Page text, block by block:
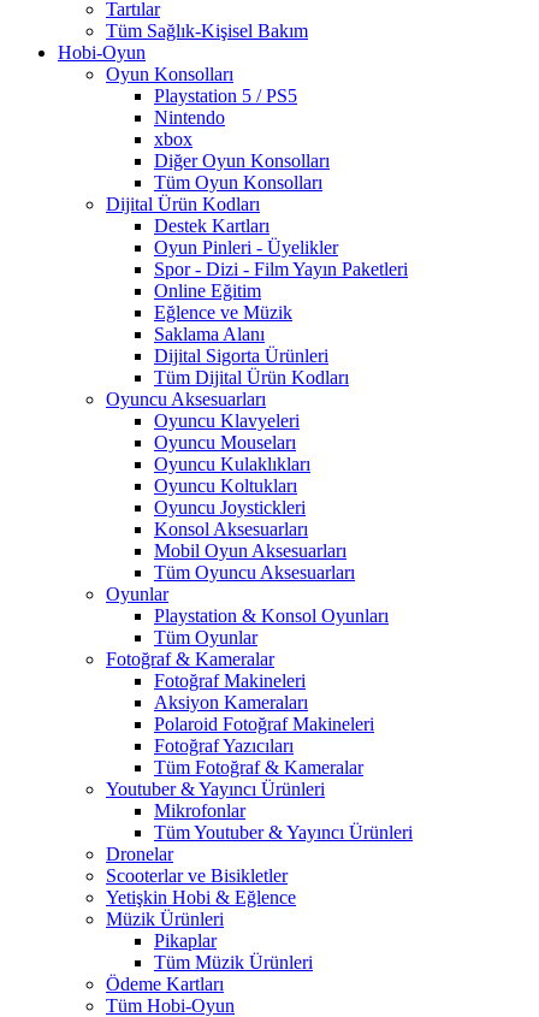
Tartılar
Tüm Sağlık-Kişisel Bakım
Hobi-Oyun
Oyun Konsolları
Playstation 5 / PS5
Nintendo
xbox
Diğer Oyun Konsolları
Tüm Oyun Konsolları
Dijital Ürün Kodları
Destek Kartları
Oyun Pinleri - Üyelikler
Spor - Dizi - Film Yayın Paketleri
Online Eğitim
Eğlence ve Müzik
Saklama Alanı
Dijital Sigorta Ürünleri
Tüm Dijital Ürün Kodları
Oyuncu Aksesuarları
Oyuncu Klavyeleri
Oyuncu Mouseları
Oyuncu Kulaklıkları
Oyuncu Koltukları
Oyuncu Joystickleri
Konsol Aksesuarları
Mobil Oyun Aksesuarları
Tüm Oyuncu Aksesuarları
Oyunlar
Playstation & Konsol Oyunları
Tüm Oyunlar
Fotoğraf & Kameralar
Fotoğraf Makineleri
Aksiyon Kameraları
Polaroid Fotoğraf Makineleri
Fotoğraf Yazıcıları
Tüm Fotoğraf & Kameralar
Youtuber & Yayıncı Ürünleri
Mikrofonlar
Tüm Youtuber & Yayıncı Ürünleri
Dronelar
Scooterlar ve Bisikletler
Yetişkin Hobi & Eğlence
Müzik Ürünleri
Pikaplar
Tüm Müzik Ürünleri
Ödeme Kartları
Tüm Hobi-Oyun